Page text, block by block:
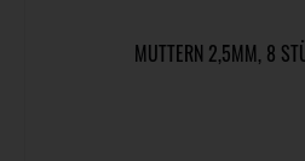
MUTTERN 2,5MM, 8